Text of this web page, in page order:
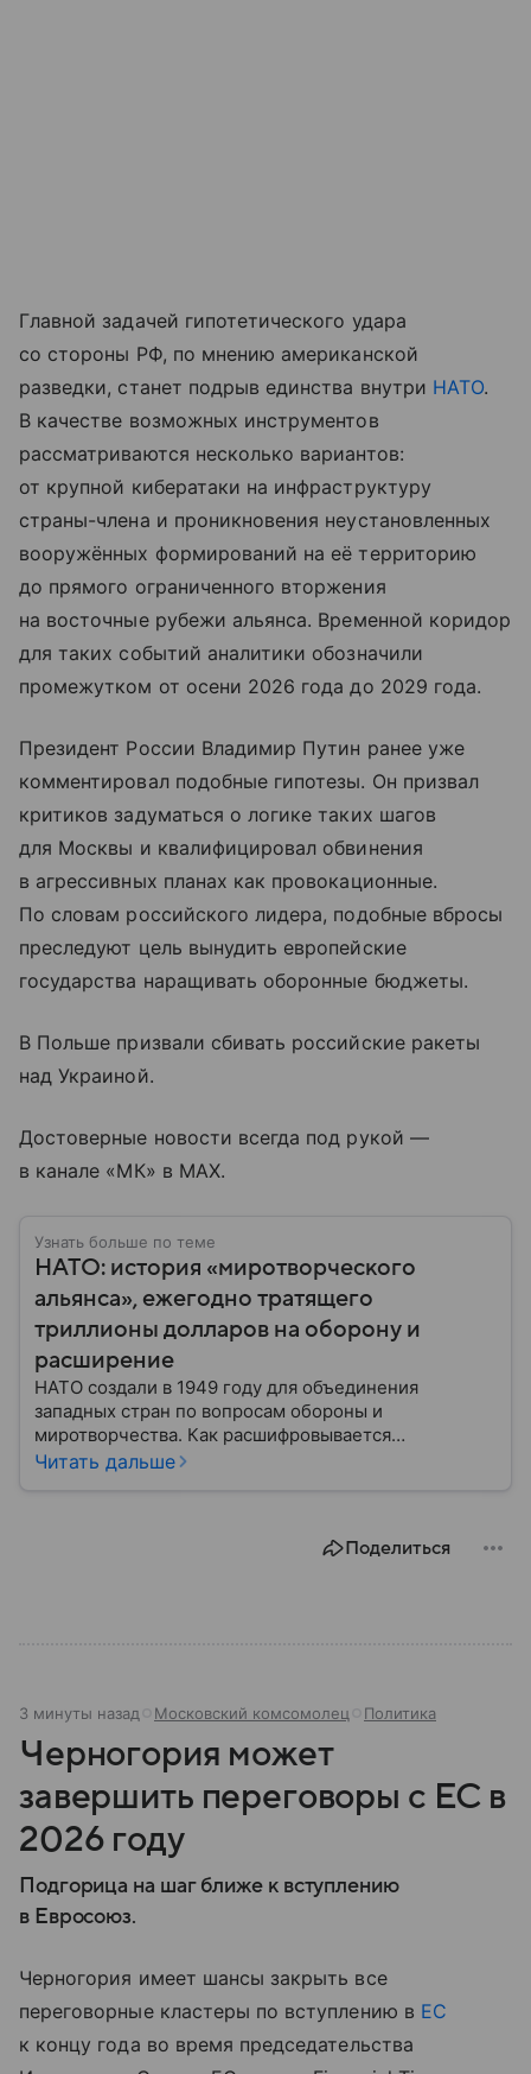
Главной задачей гипотетического удара
со стороны РФ, по мнению американской
разведки, станет подрыв единства внутри НАТО.
В качестве возможных инструментов
рассматриваются несколько вариантов:
от крупной кибератаки на инфраструктуру
страны-члена и проникновения неустановленных
вооружённых формирований на её территорию
до прямого ограниченного вторжения
на восточные рубежи альянса. Временной коридор
для таких событий аналитики обозначили
промежутком от осени 2026 года до 2029 года.
Президент России Владимир Путин ранее уже
комментировал подобные гипотезы. Он призвал
критиков задуматься о логике таких шагов
для Москвы и квалифицировал обвинения
в агрессивных планах как провокационные.
По словам российского лидера, подобные вбросы
преследуют цель вынудить европейские
государства наращивать оборонные бюджеты.
В Польше призвали сбивать российские ракеты
над Украиной.
Достоверные новости всегда под рукой —
в канале «МК» в MAX.
Узнать больше по теме
НАТО: история «миротворческого
альянса», ежегодно тратящего
триллионы долларов на оборону и
расширение
НАТО создали в 1949 году для объединения
западных стран по вопросам обороны и
миротворчества. Как расшифровывается
аббревиатура, для чего задумывали группировку и к
Читать дальше
Поделиться
3 минуты назад Московский комсомолец Политика
Черногория может
завершить переговоры с ЕС в
2026 году
Подгорица на шаг ближе к вступлению
в Евросоюз.
Черногория имеет шансы закрыть все
переговорные кластеры по вступлению в ЕС
к концу года во время председательства